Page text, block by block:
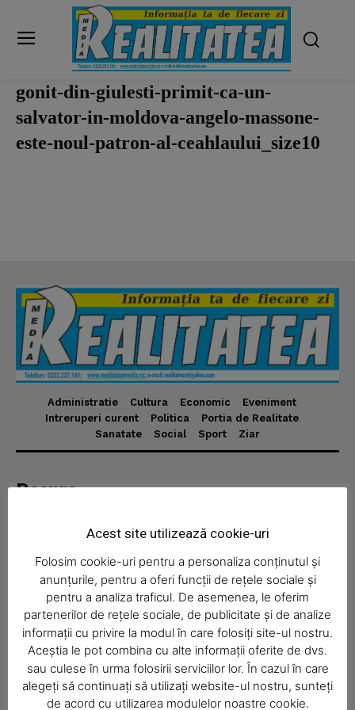
News Week
Magazine PRO
SUBSCRIBE NOW
gonit-din-giulesti-primit-ca-un-
salvator-in-moldova-angelo-massone-
este-noul-patron-al-ceahlaului_size10
Administratie Cultura Economic
Eveniment
Intreruperi curent
Politica
Portia de Realitate
Sanatate
Social Sport Ziar
Despre
disponibil în format fizic și online. Știri actuale, informații
Economic
Acasă
Economic
Acest site utilizează cookie-uri
Folosim cookie-uri pentru a personaliza conținutul și
anunțurile, pentru a oferi funcții de rețele sociale și
pentru a analiza traficul. De asemenea, le oferim
partenerilor de rețele sociale, de publicitate și de analize
informații cu privire la modul în care folosiți site-ul nostru.
Aceștia le pot combina cu alte informații oferite de dvs.
sau culese în urma folosirii serviciilor lor. În cazul în care
alegeți să continuați să utilizați website-ul nostru, sunteți
de acord cu utilizarea modulelor noastre cookie.